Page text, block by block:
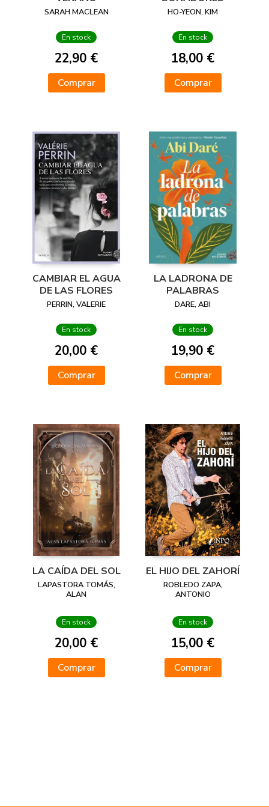
SARAH MACLEAN
En stock
22,90 €
Comprar
HO-YEON, KIM
En stock
18,00 €
Comprar
CAMBIAR EL AGUA
DE LAS FLORES
PERRIN, VALERIE
En stock
20,00 €
Comprar
LA LADRONA DE
PALABRAS
DARE, ABI
En stock
19,90 €
Comprar
LA CAÍDA DEL SOL
LAPASTORA TOMÁS,
ALAN
En stock
20,00 €
Comprar
EL HIJO DEL ZAHORÍ
ROBLEDO ZAPA,
ANTONIO
En stock
15,00 €
Comprar